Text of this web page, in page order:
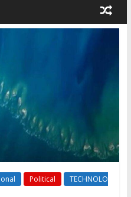
Political
TECHNOLO